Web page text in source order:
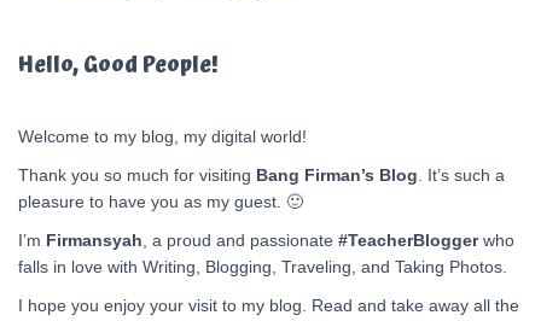
Hello, Good People!
Welcome to my blog, my digital world!
Thank you so much for visiting Bang Firman’s Blog . It’s such a
pleasure to have you as my guest. 🙂
I’m Firmansyah , a proud and passionate #TeacherBloggerwho
falls in love with Writing, Blogging, Traveling, and Taking Photos.
I hope you enjoy your visit to my blog. Read and take away all the